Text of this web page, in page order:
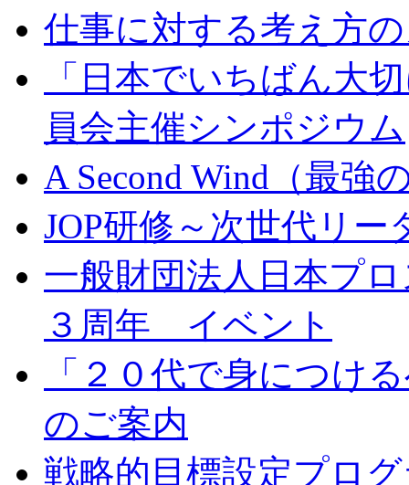
仕事に対する考え方
「日本でいちばん大
員会主催シンポジウム
A Second Wind（最強
JOP研修～次世代リー
一般財団法人日本プ
３周年 イベント
「２０代で身につけ
のご案内
戦略的目標設定プロ